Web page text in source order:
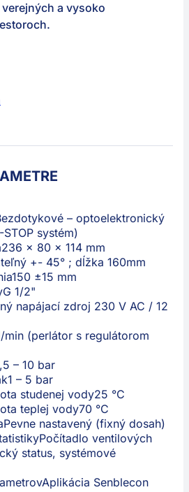
a vysoko
– optoelektronický
STOP systém)
236 × 80 × 114 mm
+- 45° ; dĺžka 160mm
150 ±15 mm
G 1/2"
napájací zdroj 230 V AC / 12
min (perlátor s regulátorom
– 10 bar
1 – 5 bar
studenej vody25 °C
teplej vody70 °C
Pevne nastavený (fixný dosah)
Počítadlo ventilových
status, systémové
Aplikácia Senblecon